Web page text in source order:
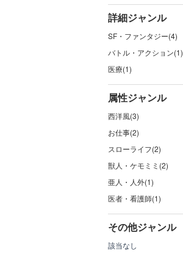
詳細ジャンル
SF・ファンタジー(4)
バトル・アクション(1)
医療(1)
属性ジャンル
西洋風(3)
お仕事(2)
スローライフ(2)
獣人・ケモミミ(2)
亜人・人外(1)
医者・看護師(1)
その他ジャンル
該当なし